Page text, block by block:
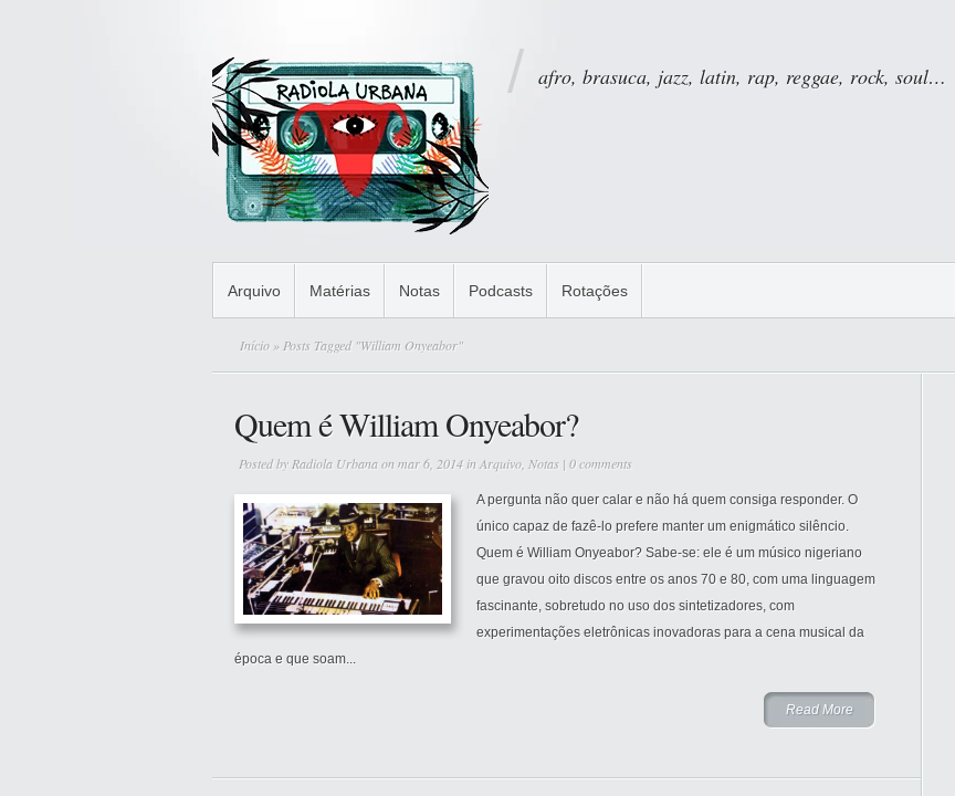
afro, brasuca, jazz, latin, rap, reggae, rock, soul…
Arquivo Matérias Notas Podcasts Rotações
Início » Posts Tagged "William Onyeabor"
Quem é William Onyeabor?
Posted by Radiola Urbanaon mar 6, 2014 inArquivo Notas | 0 comments
A pergunta não quer calar e não há quem consiga responder. O
único capaz de fazê-lo prefere manter um enigmático silêncio.
Quem é William Onyeabor? Sabe-se: ele é um músico nigeriano
que gravou oito discos entre os anos 70 e 80, com uma linguagem
fascinante, sobretudo no uso dos sintetizadores, com
experimentações eletrônicas inovadoras para a cena musical da
época e que soam...
Read More